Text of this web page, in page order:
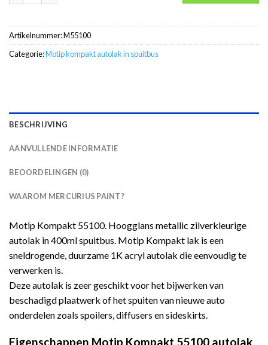
Artikelnummer:M55100
Categorie:Motip kompakt autolak in spuitbus
BESCHRIJVING
AANVULLENDE INFORMATIE
BEOORDELINGEN (0)
WAAROM MERCURIUS PAINT?
Motip Kompakt 55100. Hoogglans metallic zilverkleurige
autolak in 400ml spuitbus. Motip Kompakt lak is een
sneldrogende, duurzame 1K acryl autolak die eenvoudig te
verwerken is.
Deze autolak is zeer geschikt voor het bijwerken van
beschadigd plaatwerk of het spuiten van nieuwe auto
onderdelen zoals spoilers, diffusers en sideskirts.
Eigenschappen Motip Kompakt 55100 autolak